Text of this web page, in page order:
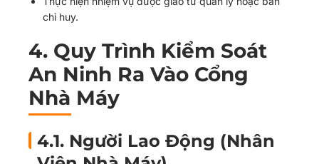
chỉ huy.
4. Quy Trình Kiểm Soát
An Ninh Ra Vào Cổng
Nhà Máy
4.1. Người Lao Động (Nhân